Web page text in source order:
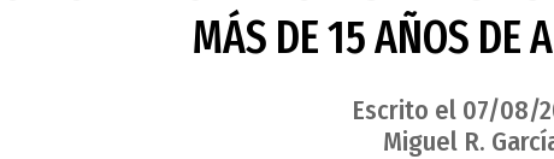
MÁS DE 15 AÑOS DE
Escrito el 07/08/
Miguel R.